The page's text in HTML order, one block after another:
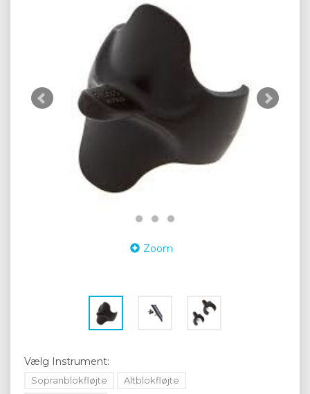
Zoom
Vælg Instrument:
Sopranblokfløjte
Altblokfløjte